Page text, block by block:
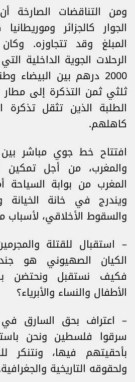
ومن التناقضات الصارخة
الجوار كالجزائر
المبلغ وقد تتجاوزه.
الرحلات الجوية الداخلية
2000 درهم بين البيضاء
ثلثي ثمن التذكرة إلى مطار
الطلبة الذين تثقل تذكرة
كاهلهم.
افتتاح خط جوي مباشر
والمغرب، من أجل تمكين
المغرب من بوابة السياحة
ويندرج في خانة الخيانة
والسقوط الأخلاقي، لأسباب
– استقبال للقتلة
الكيان الصهيوني هو
فكيف نستقبل ونحتضن
الأطفال والنساء والأبرياء؟
– اعتراف بحق السارق
سرقوا فلسطين ونحن
بأحقيتهم فيها، ونتنكر
ولحقوقه التاريخية